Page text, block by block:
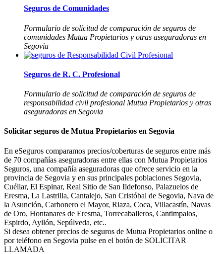
Seguros de Comunidades
Formulario de solicitud de comparación de seguros de
comunidades Mutua Propietarios y otras aseguradoras en
Segovia
Seguros de R. C. Profesional
Formulario de solicitud de comparación de seguros de
responsabilidad civil profesional Mutua Propietarios y otras
aseguradoras en Segovia
Solicitar seguros de Mutua Propietarios en Segovia
En eSeguros comparamos precios/coberturas de seguros entre más
de 70 compañías aseguradoras entre ellas con Mutua Propietarios
Seguros, una compañía aseguradoras que ofrece servicio en la
provincia de Segovia y en sus principales poblaciones Segovia,
Cuéllar, El Espinar, Real Sitio de San Ildefonso, Palazuelos de
Eresma, La Lastrilla, Cantalejo, San Cristóbal de Segovia, Nava de
la Asunción, Carbonero el Mayor, Riaza, Coca, Villacastín, Navas
de Oro, Hontanares de Eresma, Torrecaballeros, Cantimpalos,
Espirdo, Ayllón, Sepúlveda, etc..
Si desea obtener precios de seguros de Mutua Propietarios online o
por teléfono en Segovia pulse en el botón de SOLICITAR
LLAMADA